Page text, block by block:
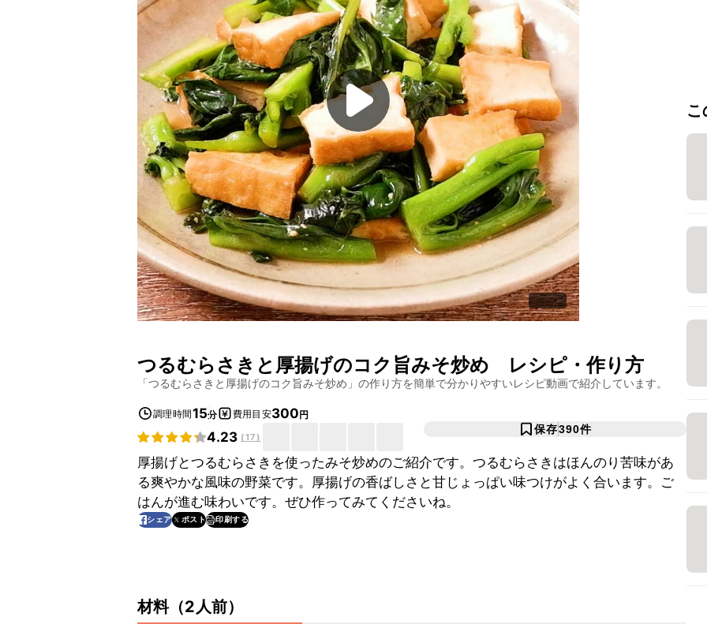
つるむらさきと厚揚げのコク旨みそ炒め レシピ・作り方
「つるむらさきと厚揚げのコク旨みそ炒め 」の作り方を簡単で分かりやすいレシピ動画で紹介しています。
調理時間15分 費用目安300円
4.23 (17)
保存390件
厚揚げとつるむらさきを使ったみそ炒めのご紹介です。つるむらさきはほんのり苦味があ
る爽やかな風味の野菜です。厚揚げの香ばしさと甘じょっぱい味つけがよく合います。ご
はんが進む味わいです。ぜひ作ってみてくださいね。
シェア ポスト 印刷する
材料（2人前）